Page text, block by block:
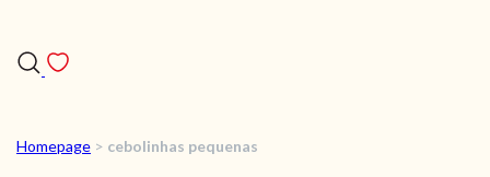
RECEITAS
Homepage > cebolinhas pequenas